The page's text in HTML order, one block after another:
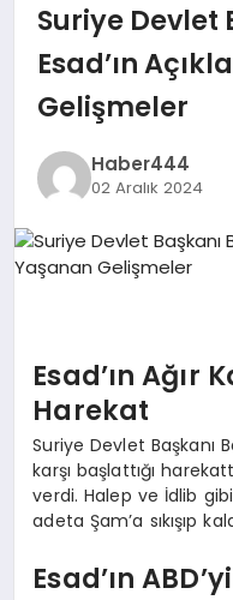
EKONOMI
SPOR
TEKNOLOJI
MAGAZIN
Suriye Devlet
Esad’ın
Gelişmeler
Haber444
02 Aralık 2024
Esad’ın Ağır
Harekat
Suriye Devlet Başkanı
karşı başlattığı
verdi. Halep ve İdlib
adeta Şam’a sıkışıp
Esad’ın